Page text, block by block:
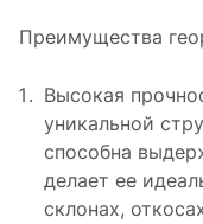
Преимущества
Высокая
уникальной
способна
делает ее
склонах,